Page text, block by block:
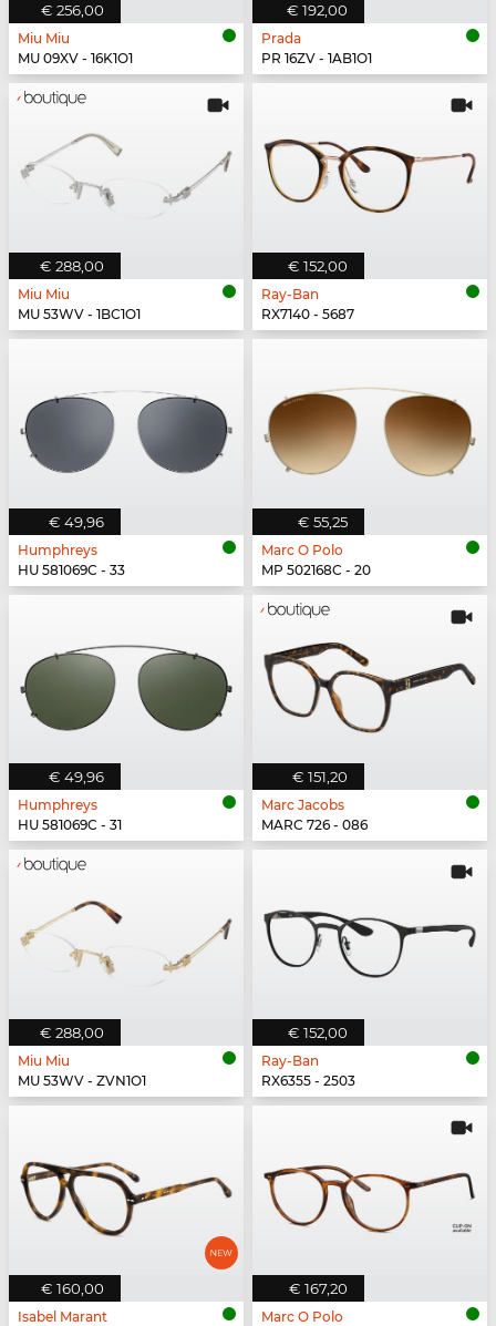
€ 256,00
Miu Miu
MU 09XV - 16K1O1
€ 192,00
Prada
PR 16ZV - 1AB1O1
€ 288,00
Miu Miu
MU 53WV - 1BC1O1
€ 152,00
Ray-Ban
RX7140 - 5687
€ 49,96
Humphreys
HU 581069C - 33
€ 55,25
Marc O Polo
MP 502168C - 20
€ 49,96
Humphreys
HU 581069C - 31
€ 151,20
Marc Jacobs
MARC 726 - 086
€ 288,00
Miu Miu
MU 53WV - ZVN1O1
€ 152,00
Ray-Ban
RX6355 - 2503
€ 160,00
Isabel Marant
€ 167,20
Marc O Polo